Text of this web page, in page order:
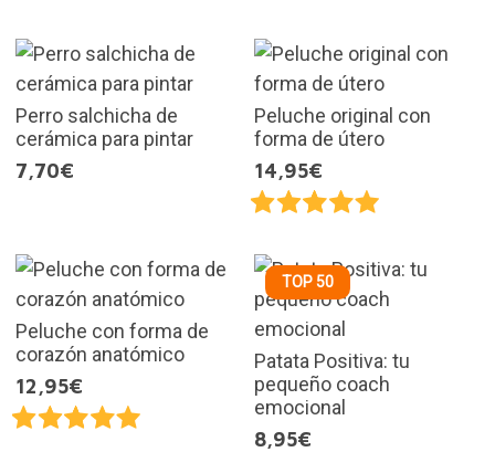
Perro salchicha de
cerámica para pintar
7,70€
Peluche original con
forma de útero
14,95€
Peluche con forma de
corazón anatómico
12,95€
TOP 50
Patata Positiva: tu
pequeño coach
emocional
8,95€